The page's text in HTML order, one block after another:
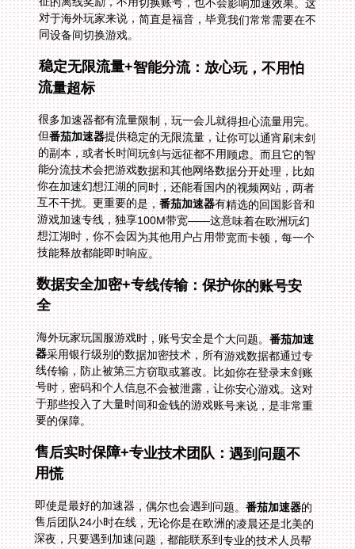
同设备间切换游戏。
稳定无限流量+智能分流：放心玩，不用怕
流量超标
很多加速器都有流量限制，玩一会儿就得担心流量用完。
但番茄加速器提供稳定的无限流量，让你可以通宵刷末剑
的副本，或者长时间玩剑与远征都不用顾虑。而且它的智
能分流技术会把游戏数据和其他网络数据分开处理，比如
你在加速幻想江湖的同时，还能看国内的视频网站，两者
互不干扰。更重要的是，番茄加速器有精选的回国影音和
游戏加速专线，独享100M带宽——这意味着在欧洲玩幻
想江湖时，你不会因为其他用户占用带宽而卡顿，每一个
技能释放都能即时响应。
数据安全加密+专线传输：保护你的账号安
全
海外玩家玩国服游戏时，账号安全是个大问题。番茄加速
器采用银行级别的数据加密技术，所有游戏数据都通过专
线传输，防止被第三方窃取或篡改。比如你在登录末剑账
号时，密码和个人信息不会被泄露，让你安心游戏。这对
于那些投入了大量时间和金钱的游戏账号来说，是非常重
要的保障。
售后实时保障+专业技术团队：遇到问题不
用慌
即使是最好的加速器，偶尔也会遇到问题。番茄加速器的
售后团队24小时在线，无论你是在欧洲的凌晨还是北美的
深夜，只要遇到加速问题，都能联系到专业的技术人员帮
忙解决。比如你在玩幻想江湖时突然卡顿，或者末剑连接
不上服务器，只需打开客服窗口，他们会快速排查问题，
帮你恢复流畅的游戏体验。这种实时保障让海外玩家没有